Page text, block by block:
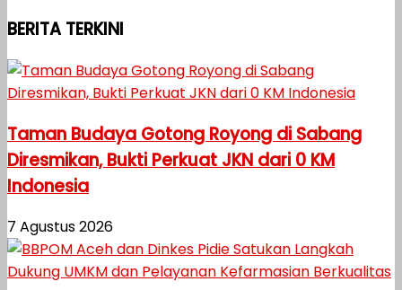
BERITA TERKINI
Taman Budaya Gotong Royong di Sabang
Diresmikan, Bukti Perkuat JKN dari 0 KM
Indonesia
7 Agustus 2026